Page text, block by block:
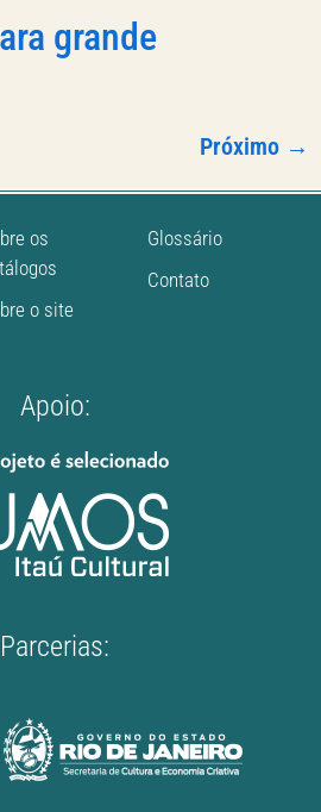
grande
Próximo →
os
o site
Glossário
Contato
Apoio:
Parcerias: